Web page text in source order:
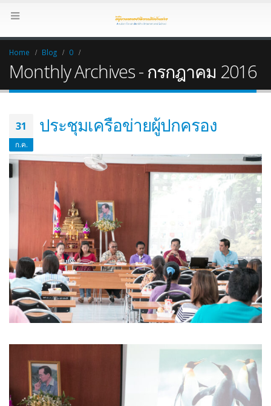
Home Blog 0
Monthly Archives - กรกฎาคม 2016
31
ก.ค.
ประชุมเครือข่ายผู้ปกครอง